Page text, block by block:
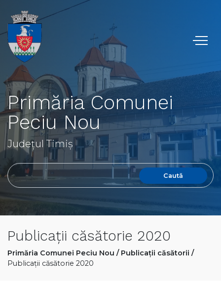
Primăria Comunei
Peciu Nou
Județul Timiș
Caută
Publicații căsătorie 2020
Primăria Comunei Peciu Nou / Publicații căsătorii /
Publicații căsătorie 2020